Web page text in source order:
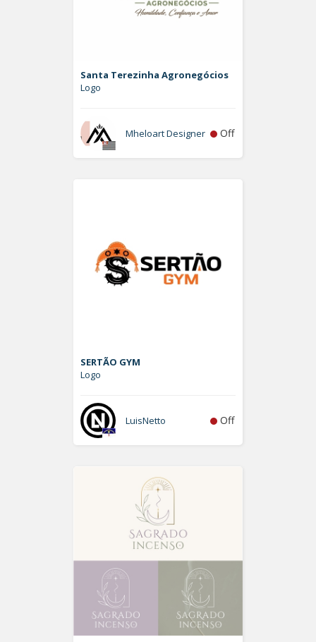
Santa Terezinha Agronegócios
Logo
Mheloart Designer Off
SERTÃO GYM
Logo
LuisNetto Off